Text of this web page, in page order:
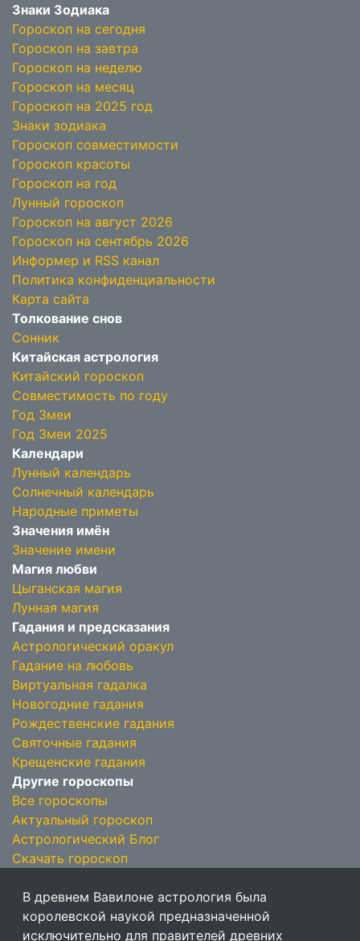
Знаки Зодиака
Гороскоп на сегодня
Гороскоп на завтра
Гороскоп на неделю
Гороскоп на месяц
Гороскоп на 2025 год
Знаки зодиака
Гороскоп совместимости
Гороскоп красоты
Гороскоп на год
Лунный гороскоп
Гороскоп на август 2026
Гороскоп на сентябрь 2026
Информер и RSS канал
Политика конфиденциальности
Карта сайта
Толкование снов
Сонник
Китайская астрология
Китайский гороскоп
Совместимость по году
Год Змеи
Год Змеи 2025
Календари
Лунный календарь
Солнечный календарь
Народные приметы
Значения имён
Значение имени
Магия любви
Цыганская магия
Лунная магия
Гадания и предсказания
Астрологический оракул
Гадание на любовь
Виртуальная гадалка
Новогодние гадания
Рождественские гадания
Святочные гадания
Крещенские гадания
Другие гороскопы
Все гороскопы
Актуальный гороскоп
Астрологический Блог
Скачать гороскоп
В древнем Вавилоне астрология была
королевской наукой предназначенной
исключительно для правителей древних